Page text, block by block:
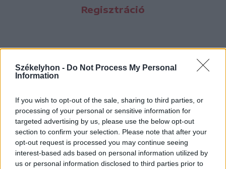
Székelyhon - Do Not Process My Personal
Information
If you wish to opt-out of the sale, sharing to third parties, or
processing of your personal or sensitive information for
targeted advertising by us, please use the below opt-out
section to confirm your selection. Please note that after your
opt-out request is processed you may continue seeing
interest-based ads based on personal information utilized by
us or personal information disclosed to third parties prior to
Regisztráció
Hasznos
Impresszum